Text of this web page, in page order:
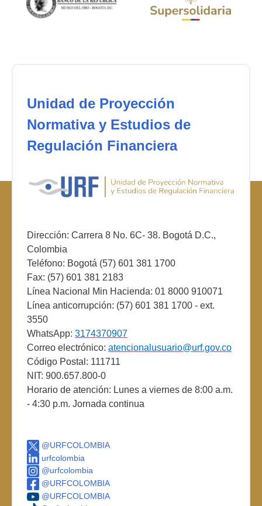
Unidad de Proyección
Normativa y Estudios de
Regulación Financiera
Dirección: Carrera 8 No. 6C- 38. Bogotá D.C.,
Colombia
Teléfono: Bogotá (57) 601 381 1700
Fax: (57) 601 381 2183
Línea Nacional Min Hacienda: 01 8000 910071
Línea anticorrupción: (57) 601 381 1700 - ext.
3550
WhatsApp: 3174370907
Correo electrónico: atencionalusuario@urf.gov.co
Código Postal: 111711
NIT: 900.657.800-0
Horario de atención: Lunes a viernes de 8:00 a.m.
- 4:30 p.m. Jornada continua
@URFCOLOMBIA
urfcolombia
@urfcolombia
@URFCOLOMBIA
@URFCOLOMBIA